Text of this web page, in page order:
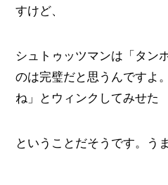
すけど、
シュトゥッツマンは「タン
のは完璧だと思うんですよ
ね」とウィンクしてみせた
ということだそうです。う